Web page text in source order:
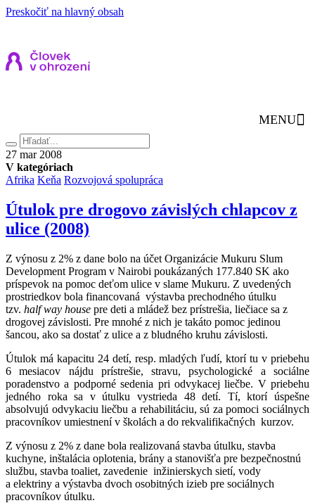
Preskočiť na hlavný obsah
MENU
Hľadať
27 mar 200827.
marca
2008
V kategóriach
Afrika Keňa Rozvojová spolupráca
Útulok pre drogovo závislých chlapcov z
ulice (2008)
Z výnosu z 2% z dane bolo na účet Organizácie Mukuru Slum
Development Program v Nairobi poukázaných 177.840 SK ako
príspevok na pomoc deťom ulice v slame Mukuru. Z uvedených
prostriedkov bola financovaná výstavba prechodného útulku
tzv. half way house pre deti a mládež bez prístrešia, liečiace sa z
drogovej závislosti. Pre mnohé z nich je takáto pomoc jedinou
šancou, ako sa dostať z ulice a z bludného kruhu závislosti.
Útulok má kapacitu 24 detí, resp. mladých ľudí, ktorí tu v priebehu
6 mesiacov nájdu prístrešie, stravu, psychologické a sociálne
poradenstvo a podporné sedenia pri odvykacej liečbe. V priebehu
jedného roka sa v útulku vystrieda 48 detí. Tí, ktorí úspešne
absolvujú odvykaciu liečbu a rehabilitáciu, sú za pomoci sociálnych
pracovníkov umiestnení v školách a do rekvalifikačných kurzov.
Z výnosu z 2% z dane bola realizovaná stavba útulku, stavba
kuchyne, inštalácia oplotenia, brány a stanovišťa pre bezpečnostnú
službu, stavba toaliet, zavedenie inžinierskych sietí, vody
a elektriny a výstavba dvoch osobitných izieb pre sociálnych
pracovníkov útulku.